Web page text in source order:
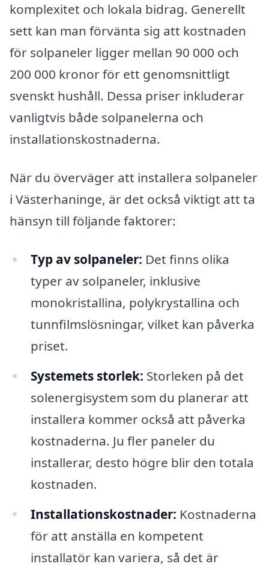
komplexitet och lokala bidrag. Generellt
sett kan man förvänta sig att kostnaden
för solpaneler ligger mellan 90 000 och
200 000 kronor för ett genomsnittligt
svenskt hushåll. Dessa priser inkluderar
vanligtvis både solpanelerna och
installationskostnaderna.
När du överväger att installera solpaneler
i Västerhaninge, är det också viktigt att ta
hänsyn till följande faktorer:
Typ av solpaneler: Det finns olika
typer av solpaneler, inklusive
monokristallina, polykrystallina och
tunnfilmslösningar, vilket kan påverka
priset.
Systemets storlek: Storleken på det
solenergisystem som du planerar att
installera kommer också att påverka
kostnaderna. Ju fler paneler du
installerar, desto högre blir den totala
kostnaden.
Installationskostnader: Kostnaderna
för att anställa en kompetent
installatör kan variera, så det är